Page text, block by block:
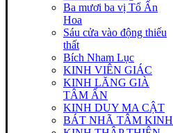
Ba mươi ba vị Tổ Ấn
Hoa
Sáu cửa vào động thiếu
thất
Bích Nham Lục
KINH VIÊN GIÁC
KINH LĂNG GIÀ
TÂM ẤN
KINH DUY MA CẬT
BÁT NHÃ TÂM KINH